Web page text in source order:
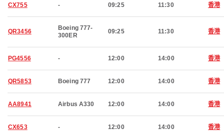
CX755 - 09:25 11:30 香港
QR3456
Boeing 777-
300ER
09:25 11:30 香港
PG4556 - 12:00 14:00 香港
QR5853 Boeing 777 12:00 14:00 香港
AA8941 Airbus A330 12:00 14:00 香港
CX653 - 12:00 14:00 香港